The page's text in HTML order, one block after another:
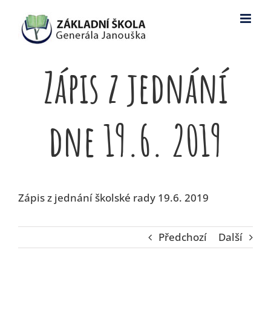
Zápis z jednání
dne 19.6. 2019
Předchozí Další
Zápis z jednání školské rady 19.6. 2019